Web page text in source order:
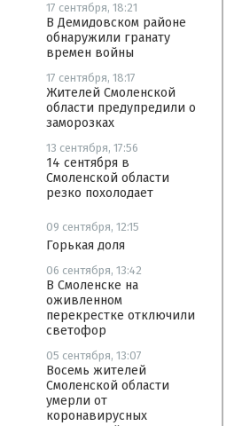
17 сентября, 18:21
В Демидовском районе
обнаружили гранату
времен войны
17 сентября, 18:17
Жителей Смоленской
области предупредили о
заморозках
13 сентября, 17:56
14 сентября в
Смоленской области
резко похолодает
09 сентября, 12:15
Горькая доля
06 сентября, 13:42
В Смоленске на
оживленном
перекрестке отключили
светофор
05 сентября, 13:07
Восемь жителей
Смоленской области
умерли от
коронавирусных